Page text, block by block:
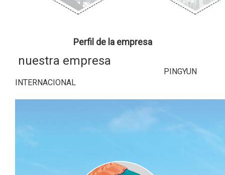
Perfil de la empresa
nuestra empresa
PINGYUN
INTERNACIONAL